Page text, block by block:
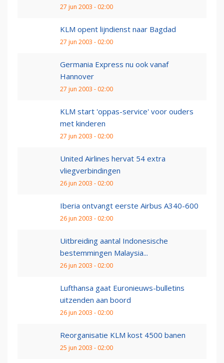
27 jun 2003 - 02:00
KLM opent lijndienst naar Bagdad
27 jun 2003 - 02:00
Germania Express nu ook vanaf
Hannover
27 jun 2003 - 02:00
KLM start 'oppas-service' voor ouders
met kinderen
27 jun 2003 - 02:00
United Airlines hervat 54 extra
vliegverbindingen
26 jun 2003 - 02:00
Iberia ontvangt eerste Airbus A340-600
26 jun 2003 - 02:00
Uitbreiding aantal Indonesische
bestemmingen Malaysia...
26 jun 2003 - 02:00
Lufthansa gaat Euronieuws-bulletins
uitzenden aan boord
26 jun 2003 - 02:00
Reorganisatie KLM kost 4500 banen
25 jun 2003 - 02:00